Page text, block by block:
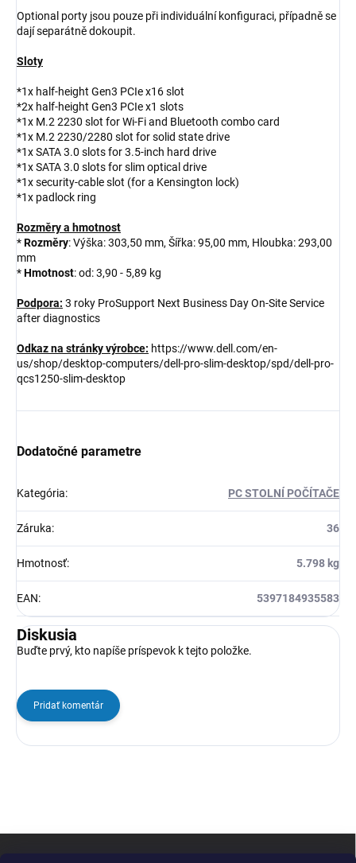
Optional porty jsou pouze při individuální konfiguraci, případně se
dají separátně dokoupit.
Sloty
*1x half-height Gen3 PCIe x16 slot
*2x half-height Gen3 PCIe x1 slots
*1x M.2 2230 slot for Wi-Fi and Bluetooth combo card
*1x M.2 2230/2280 slot for solid state drive
*1x SATA 3.0 slots for 3.5-inch hard drive
*1x SATA 3.0 slots for slim optical drive
*1x security-cable slot (for a Kensington lock)
*1x padlock ring
Rozměry a hmotnost
*Rozměry: Výška: 303,50 mm, Šířka: 95,00 mm, Hloubka: 293,00
mm
*Hmotnost: od: 3,90 - 5,89 kg
Podpora: 3 roky ProSupport Next Business Day On-Site Service
after diagnostics
Odkaz na stránky výrobce: https://www.dell.com/en-
us/shop/desktop-computers/dell-pro-slim-desktop/spd/dell-pro-
qcs1250-slim-desktop
Dodatočné parametre
Kategória: PC STOLNÍ POČÍTAČE
Záruka: 36
Hmotnosť: 5.798 kg
EAN: 5397184935583
Diskusia
Buďte prvý, kto napíše príspevok k tejto položke.
Pridať komentár